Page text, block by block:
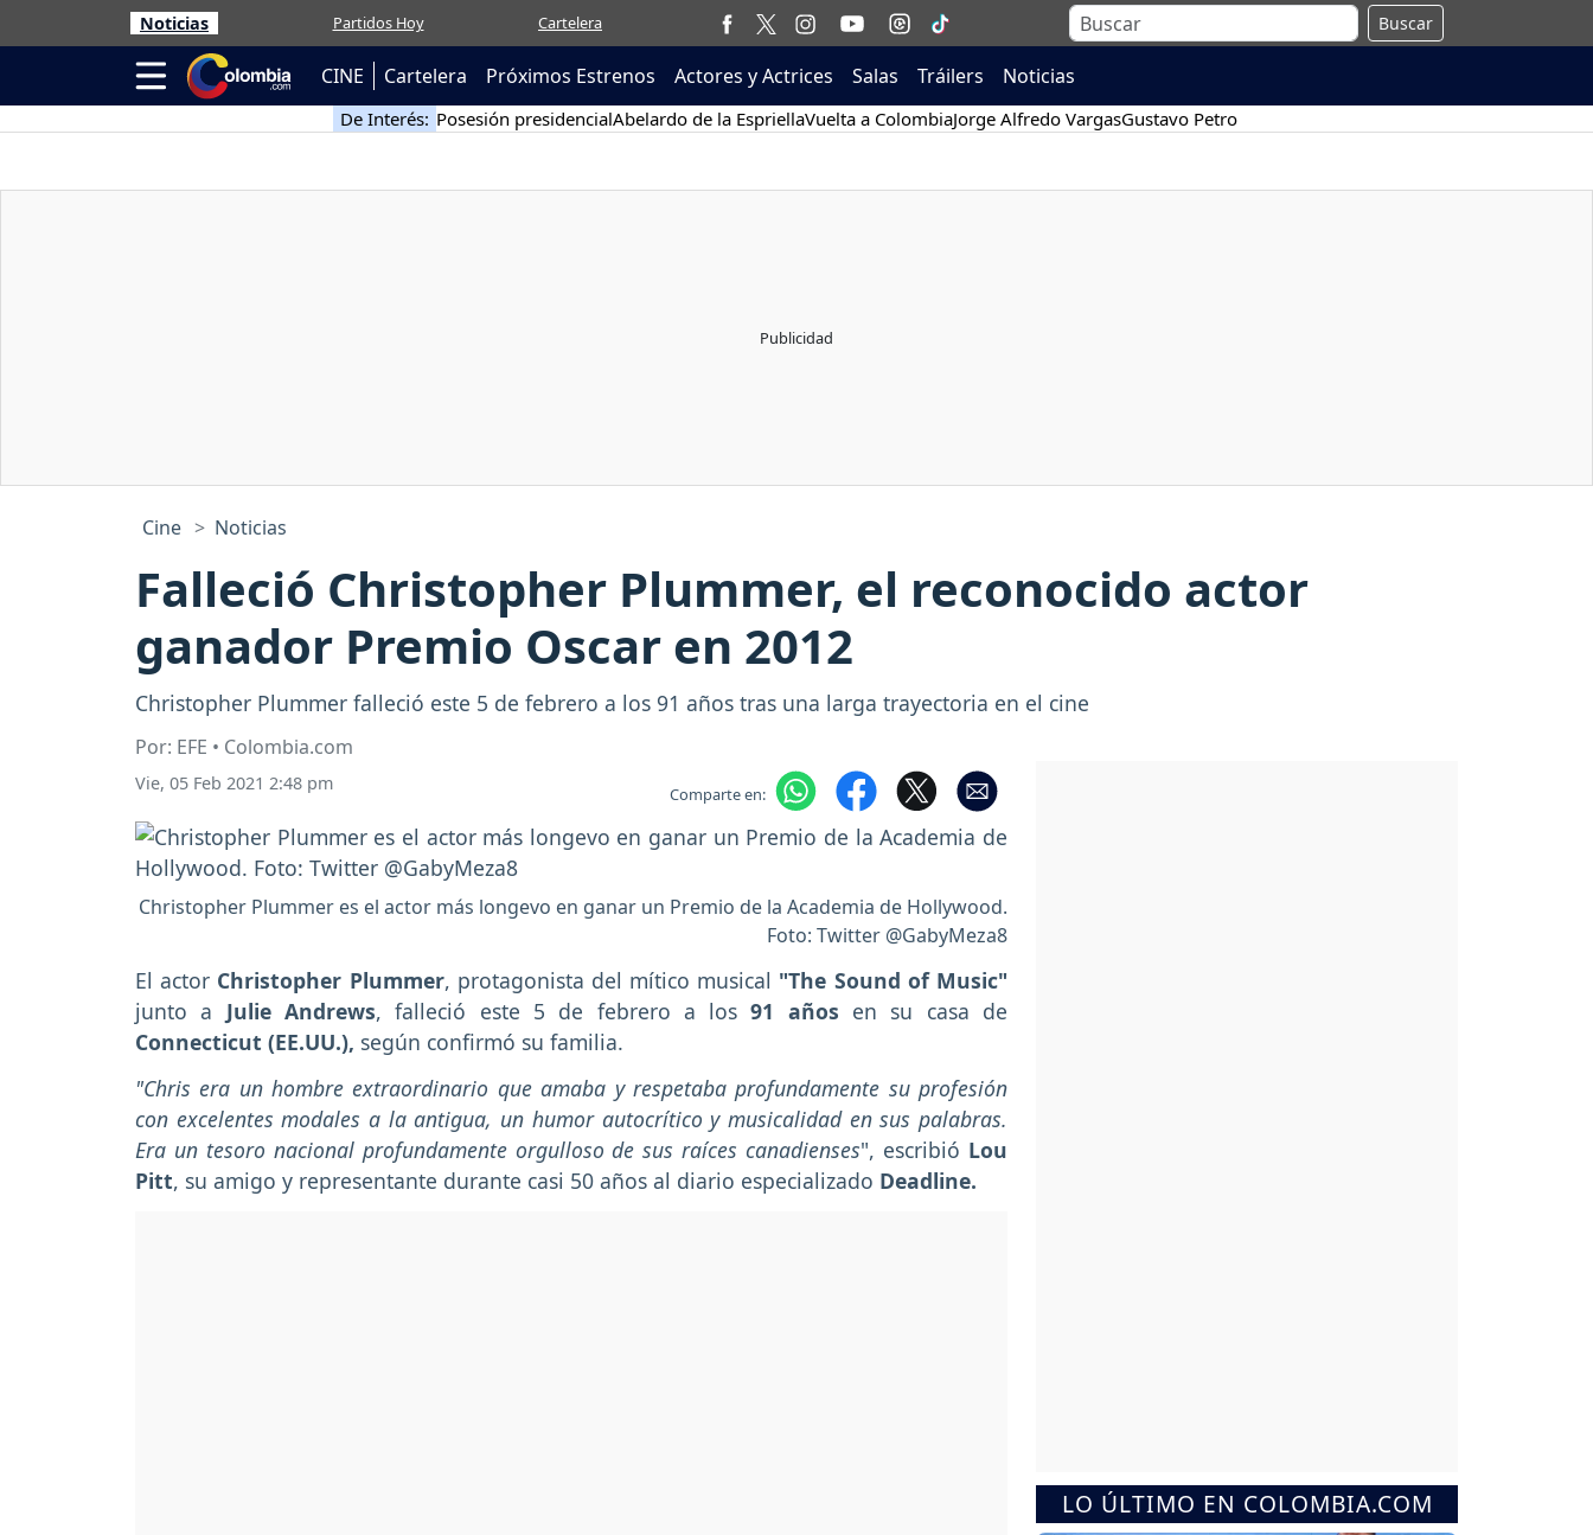
Noticias Partidos Hoy Cartelera Buscar
CINE Cartelera Próximos Estrenos Actores y Actrices Salas Tráilers Noticias
De Interés: Posesión presidencialAbelardo de la EspriellaVuelta a ColombiaJorge Alfredo VargasGustavo Petro
Cine Noticias
Falleció Christopher Plummer, el reconocido actor
ganador Premio Oscar en 2012
Christopher Plummer falleció este 5 de febrero a los 91 años tras una larga trayectoria en el cine
Por: EFE • Colombia.com
Vie, 05 Feb 2021 2:48 pm Comparte en:
Christopher Plummer es el actor más longevo en ganar un Premio de la Academia de Hollywood.
Foto: Twitter @GabyMeza8
El actor Christopher Plummer, protagonista del mítico musical "The Sound of Music"
junto a Julie Andrews, falleció este 5 de febrero a los91 años en su casa de
Connecticut (EE.UU.), según confirmó su familia.
"Chris era un hombre extraordinario que amaba y respetaba profundamente su profesión
con excelentes modales a la antigua, un humor autocrítico y musicalidad en sus palabras.
Era un tesoro nacional profundamente orgulloso de sus raíces canadienses", escribió Lou
Pitt, su amigo y representante durante casi 50 años al diario especializado Deadline.
LO ÚLTIMO EN COLOMBIA.COM